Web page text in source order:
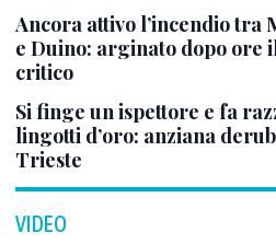
Ancora attivo l’incendio tra
e Duino: arginato dopo ore
critico
Si finge un ispettore e fa
lingotti d’oro: anziana
Trieste
VIDEO